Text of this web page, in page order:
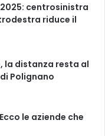
centrosinistra
riduce il
la distanza resta al
Polignano
Ecco le aziende che